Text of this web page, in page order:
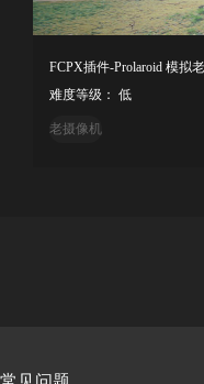
FCPX插件-Prolaroid 模拟
难度等级： 低
老摄像机